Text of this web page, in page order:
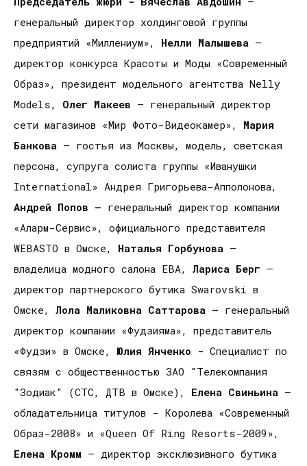
генеральный директор холдинговой группы
предприятий «Миллениум», Нелли Малышева –
директор конкурса Красоты и Моды «Современный
Образ», президент модельного агентства Nelly
Models, Олег Макеев – генеральный директор
сети магазинов «Мир Фото-Видеокамер», Мария
Банкова – гостья из Москвы, модель, светская
персона, супруга солиста группы «Иванушки
International» Андрея Григорьева-Апполонова,
Андрей Попов – генеральный директор компании
«Аларм-Сервис», официального представителя
WEBASTO в Омске, Наталья Горбунова –
владелица модного салона ЕВА, Лариса Берг –
директор партнерского бутика Swarovski в
Омске, Лола Маликовна Саттарова – генеральный
директор компании «Фудзияма», представитель
«Фудзи» в Омске, Юлия Янченко - Специалист по
связям с общественностью ЗАО "Телекомпания
"Зодиак" (СТС, ДТВ в Омске), Елена Свиньина –
обладательница титулов - Королева «Современный
Образ-2008» и «Queen Of Ring Resorts-2009»,
Елена Кромм – директор эксклюзивного бутика